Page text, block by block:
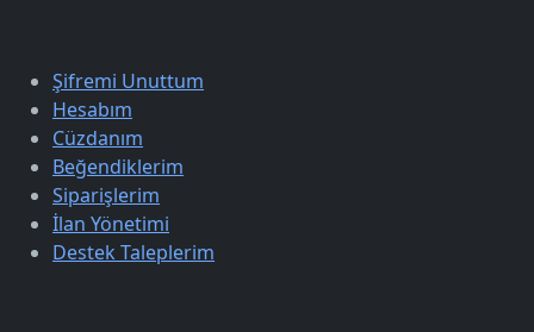
Şifremi Unuttum
Hesabım
Cüzdanım
Beğendiklerim
Siparişlerim
İlan Yönetimi
Destek Taleplerim